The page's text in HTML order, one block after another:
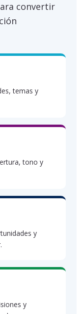
convertir
temas y
tono y
y
y